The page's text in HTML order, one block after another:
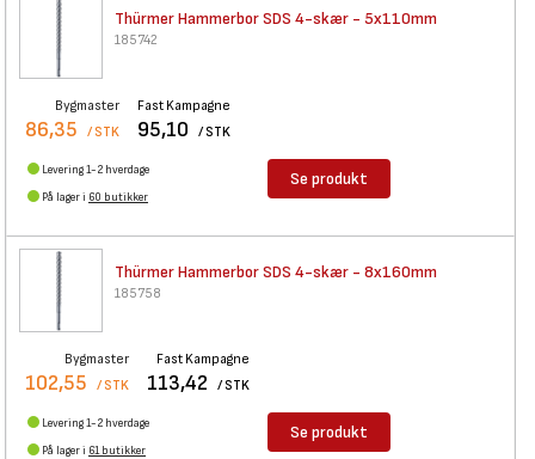
Thürmer Hammerbor SDS 4-skær - 5x110mm
185742
Bygmaster
86,35 / STK
Fast Kampagne
95,10 / STK
Levering 1-2 hverdage
På lager i 60 butikker
Se produkt
Thürmer Hammerbor SDS 4-skær - 8x160mm
185758
Bygmaster
102,55 / STK
Fast Kampagne
113,42 / STK
Levering 1-2 hverdage
På lager i 61 butikker
Se produkt